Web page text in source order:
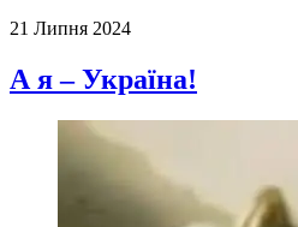
21 Липня 2024
А я – Україна!